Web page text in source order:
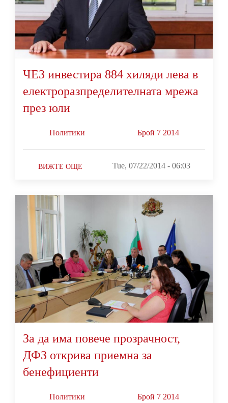
ЧЕЗ инвестира 884 хиляди лева в
електроразпределителната мрежа
през юли
Политики Брой 7 2014
ВИЖТЕ ОЩЕ Tue, 07/22/2014 - 06:03
За да има повече прозрачност,
ДФЗ открива приемна за
бенефициенти
Политики Брой 7 2014